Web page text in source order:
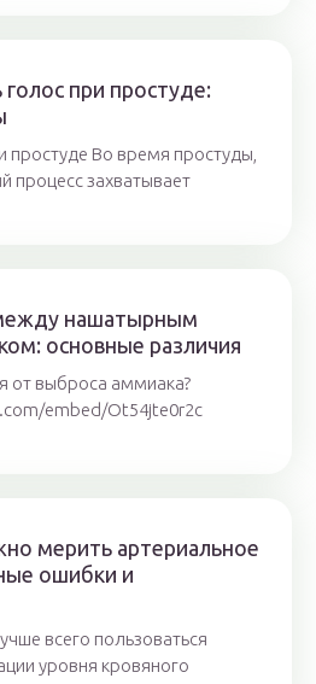
голос при простуде:
простуде Во время простуды,
процесс захватывает
нашатырным
основные различия
от выброса аммиака?
embed/Ot54jte0r2c
мерить артериальное
ошибки и
всего пользоваться
уровня кровяного